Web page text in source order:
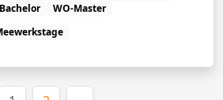
WO-Master